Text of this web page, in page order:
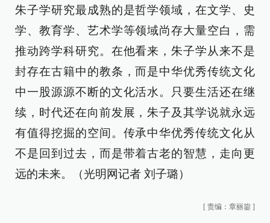
朱子学研究最成熟的是哲学领域，在文学、史
学、教育学、艺术学等领域尚存大量空白，需
推动跨学科研究。在他看来，朱子学从来不是
封存在古籍中的教条，而是中华优秀传统文化
中一股源源不断的文化活水。只要生活还在继
续，时代还在向前发展，朱子及其学说就永远
有值得挖掘的空间。传承中华优秀传统文化从
不是回到过去，而是带着古老的智慧，走向更
远的未来。（光明网记者 刘子璐）
[ 责编：章丽鋆 ]